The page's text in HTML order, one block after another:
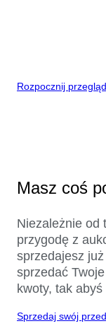
Rozpocznij
Masz coś
Niezależnie od
przygodę z
sprzedajesz
sprzedać
kwoty, tak abyś
Sprzedaj swój